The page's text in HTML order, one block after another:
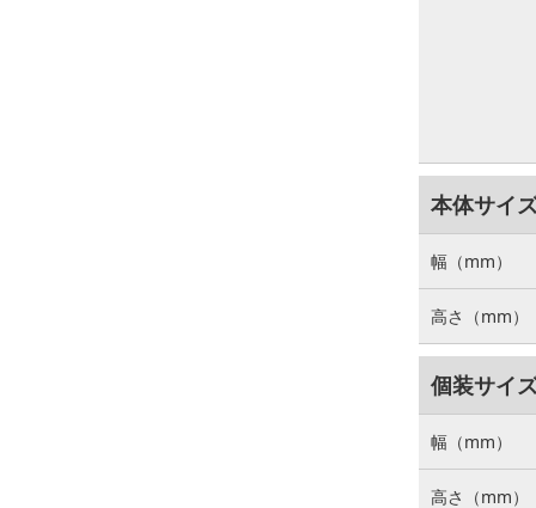
本体サイ
幅（mm）
高さ（mm）
個装サイ
幅（mm）
高さ（mm）